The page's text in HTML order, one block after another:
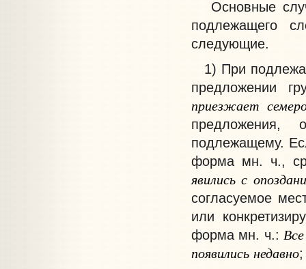
Основные
подлежащего
следующие.
1) При
предложении
приезжает
предложения,
подлежащему.
форма мн. ч.,
явились с
согласуемое
или
форма мн. ч.: Все
появились недавно